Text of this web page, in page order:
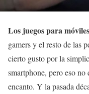
Los juegos para móviles
gamers y el resto de las
cierto gusto por la
smartphone, pero eso
encanto. Y la pasada